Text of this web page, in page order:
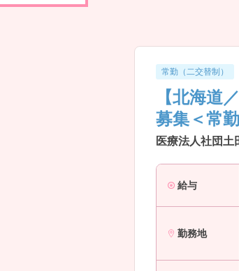
常勤（二交替制）
【北海道
募集＜常
医療法人社団土
給与
勤務地